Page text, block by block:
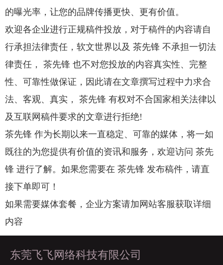
的曝光率，让您的品牌传播更快、更有价值。
欢迎各企业进行正规稿件投放，对于稿件的内容请自
行承担法律责任，软文世界以及 茶先锋 不承担一切法
律责任， 茶先锋 也不对您投放的内容真实性、完整
性、可靠性做保证，因此请在文章撰写过程中力求合
法、客观、真实， 茶先锋 有权对不合国家相关法律以
及互联网稿件要求的文章进行拒绝!
茶先锋 作为长期以来一直稳定、可靠的媒体，将一如
既往的为您提供有价值的资讯和服务，欢迎访问 茶先
锋 进行了解。如果您需要在 茶先锋 发布稿件，请直
接下单即可！
如果需要媒体套餐，企业方案请加网站客服获取详细
内容
东莞飞飞网络科技有限公司